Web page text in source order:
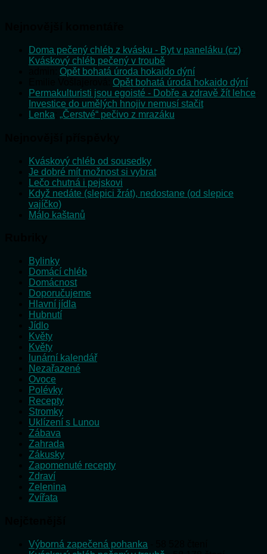
Doma pečený chléb z kvásku - Byt v paneláku (cz)
Kváskový chléb pečený v troubě
Opět bohatá úroda hokaido dýní
Opět bohatá úroda hokaido dýní
Permakulturisti jsou egoisté - Dobře a zdravě žít lehce
Investice do umělých hnojiv nemusí stačit
Lenka „Čerstvé“ pečivo z mrazáku
Kváskový chléb od sousedky
Je dobré mít možnost si vybrat
Lečo chutná i pejskovi
Když nedáte (slepici žrát), nedostane (od slepice
vajíčko)
Málo kaštanů
Bylinky
Domácí chléb
Domácnost
Doporučujeme
Hlavní jídla
Hubnutí
Jídlo
Květy
Květy
lunární kalendář
Nezařazené
Ovoce
Polévky
Recepty
Stromky
Uklízení s Lunou
Zábava
Zahrada
Zákusky
Zapomenuté recepty
Zdraví
Zelenina
Zvířata
Výborná zapečená pohanka